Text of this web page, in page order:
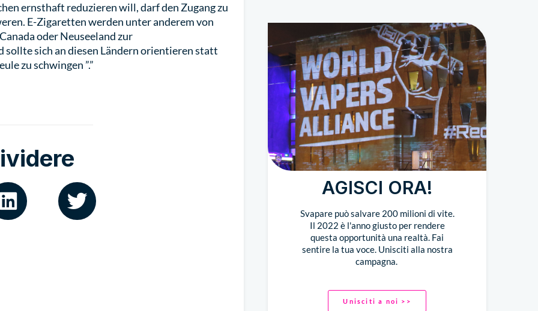
ernsthaft reduzieren will, darf den Zugang zu
E-Zigaretten werden unter anderem von
oder Neuseeland zur
sich an diesen Ländern orientieren statt
zu schwingen ”.”
AGISCI ORA!
Svapare può salvare 200 milioni di vite.
Il 2022 è l'anno giusto per rendere
questa opportunità una realtà. Fai
sentire la tua voce. Unisciti alla nostra
campagna.
Unisciti a noi >>